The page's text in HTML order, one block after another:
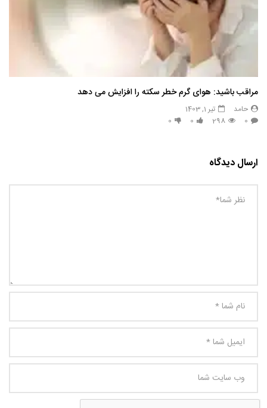
مراقب باشید: هوای گرم خطر سکته را افزایش می دهد
حامد
تیر 1, 1403
0
298
0
0
ارسال دیدگاه